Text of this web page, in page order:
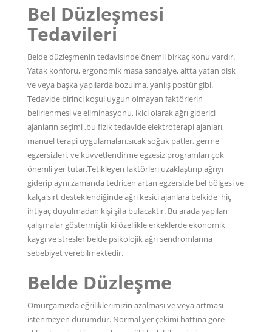
Bel Düzleşmesi
Tedavileri
Belde düzleşmenin tedavisinde önemli birkaç konu vardır.
Yatak konforu, ergonomik masa sandalye, altta yatan disk
ve veya başka yapılarda bozulma, yanlış postür gibi.
Tedavide birinci koşul uygun olmayan faktörlerin
belirlenmesi ve eliminasyonu, ikici olarak ağrı giderici
ajanların seçimi ,bu fizik tedavide elektroterapi ajanları,
manuel terapi uygulamaları,sıcak soğuk patler, germe
egzersizleri, ve kuvvetlendirme egzesiz programları çok
önemli yer tutar.Tetikleyen faktörleri uzaklaştırıp ağrıyı
giderip aynı zamanda tedricen artan egzersizle bel bölgesi ve
kalça sırt desteklendiğinde ağrı kesici ajanlara belkide hiç
ihtiyaç duyulmadan kişi şifa bulacaktır. Bu arada yapılan
çalışmalar göstermiştir ki özellikle erkeklerde ekonomik
kaygı ve stresler belde psikolojik ağrı sendromlarına
sebebiyet verebilmektedir.
Belde Düzleşme
Omurgamızda eğriliklerimizin azalması ve veya artması
istenmeyen durumdur. Normal yer çekimi hattına göre